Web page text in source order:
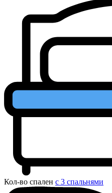
Кол-во спален с 3 спальнями